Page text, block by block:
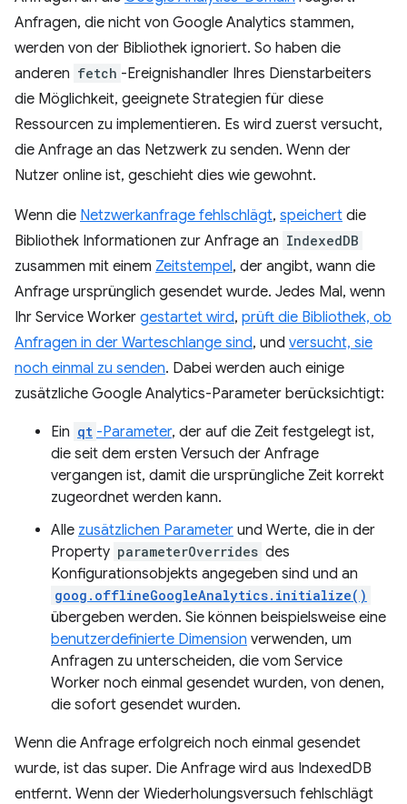
Anfragen, die nicht von Google Analytics stammen,
werden von der Bibliothek ignoriert. So haben die
anderen fetch -Ereignishandler Ihres Dienstarbeiters
die Möglichkeit, geeignete Strategien für diese
Ressourcen zu implementieren. Es wird zuerst versucht,
die Anfrage an das Netzwerk zu senden. Wenn der
Nutzer online ist, geschieht dies wie gewohnt.
Wenn die Netzwerkanfrage fehlschlägt, speichert die
Bibliothek Informationen zur Anfrage an IndexedDB
zusammen mit einem Zeitstempel, der angibt, wann die
Anfrage ursprünglich gesendet wurde. Jedes Mal, wenn
Ihr Service Worker gestartet wird, prüft die Bibliothek, ob
Anfragen in der Warteschlange sind, und versucht, sie
noch einmal zu senden. Dabei werden auch einige
zusätzliche Google Analytics-Parameter berücksichtigt:
Ein qt -Parameter, der auf die Zeit festgelegt ist,
die seit dem ersten Versuch der Anfrage
vergangen ist, damit die ursprüngliche Zeit korrekt
zugeordnet werden kann.
Alle zusätzlichen Parameter und Werte, die in der
Property parameterOverrides des
Konfigurationsobjekts angegeben sind und an
goog.offlineGoogleAnalytics.initialize()
übergeben werden. Sie können beispielsweise eine
benutzerdefinierte Dimension verwenden, um
Anfragen zu unterscheiden, die vom Service
Worker noch einmal gesendet wurden, von denen,
die sofort gesendet wurden.
Wenn die Anfrage erfolgreich noch einmal gesendet
wurde, ist das super. Die Anfrage wird aus IndexedDB
entfernt. Wenn der Wiederholungsversuch fehlschlägt